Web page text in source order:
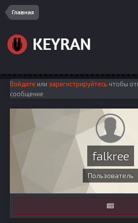
Главная
Войдите или зарегистрируйтесь чтобы
сообщение
falkree
Пользователь